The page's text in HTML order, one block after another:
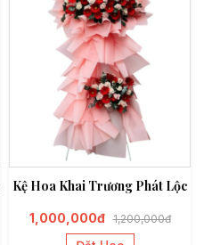
Kệ Hoa Khai Trương Phát Lộc
1,000,000đ 1,200,000đ